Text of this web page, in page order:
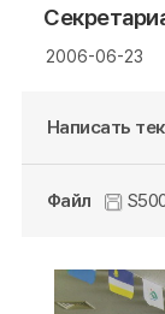
2006-06-23
Написать
Файл